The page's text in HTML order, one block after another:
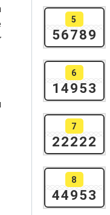
5
56789
6
14953
7
22222
8
44953